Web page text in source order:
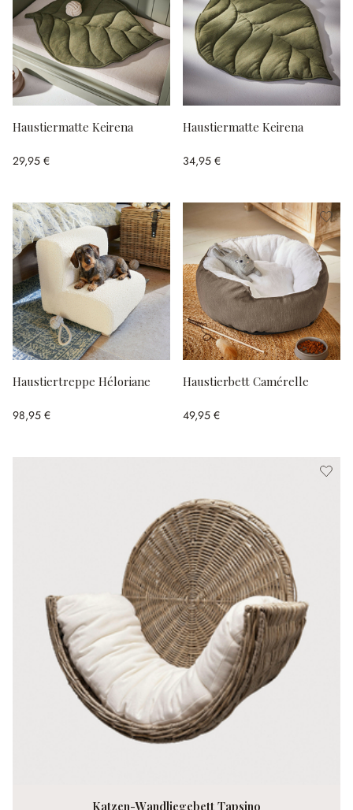
Haustiermatte Keirena
29,95 €
Haustiermatte Keirena
34,95 €
Haustiertreppe Héloriane
98,95 €
Haustierbett Camérelle
49,95 €
Katzen-Wandliegebett Tapsino